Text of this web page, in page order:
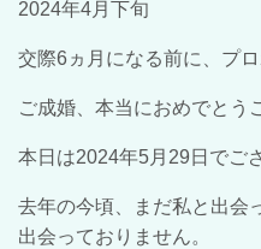
2024年4月下旬
交際6ヵ月になる前に、プ
ご成婚、本当におめでとう
本日は2024年5月29日でご
去年の今頃、まだ私と出会
出会っておりません。